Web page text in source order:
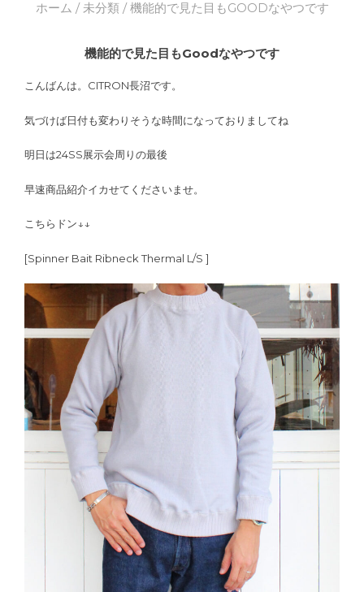
ホーム / 未分類/ 機能的で見た目もGOODなやつです
機能的で見た目もGoodなやつです
こんばんは。CITRON長沼です。
気づけば日付も変わりそうな時間になっておりましてね
明日は24SS展示会周りの最後
早速商品紹介イカせてくださいませ。
こちらドン↓↓
[Spinner Bait Ribneck Thermal L/S ]